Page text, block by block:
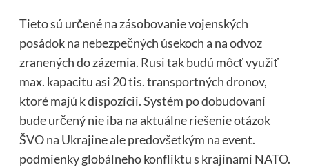
Tieto sú určené na zásobovanie vojenských
posádok na nebezpečných úsekoch a na odvoz
zranených do zázemia. Rusi tak budú môcť využiť
max. kapacitu asi 20 tis. transportných dronov,
ktoré majú k dispozícii. Systém po dobudovaní
bude určený nie iba na aktuálne riešenie otázok
ŠVO na Ukrajine ale predovšetkým na event.
podmienky globálneho konfliktu s krajinami NATO.